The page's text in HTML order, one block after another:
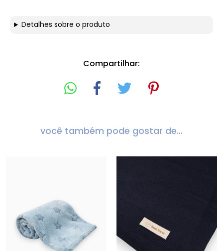
Detalhes sobre o produto
Compartilhar:
você também pode gostar de...